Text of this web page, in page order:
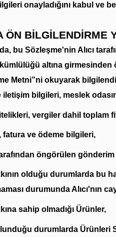
onayladığını kabul ve
ÖN BİLGİLENDİRME
bu Sözleşme'nin Alıcı
altına
Metni”ni okuyarak
iletişim bilgileri, meslek
vergiler dahil toplam
fatura ve ödeme bilgileri,
öngörülen gönderim
olduğu durumlarda bu
durumunda Alıcı'nın
sahip olmadığı Ürünler,
durumlarda Ürünleri